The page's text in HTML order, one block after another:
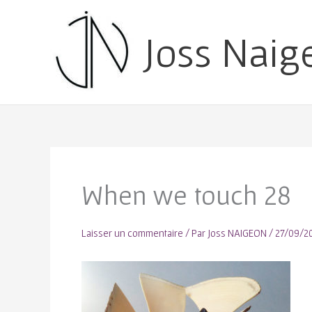
Joss
When we touch 28
Laisser un commentaire / Par Joss NAIGEON / 27/09/